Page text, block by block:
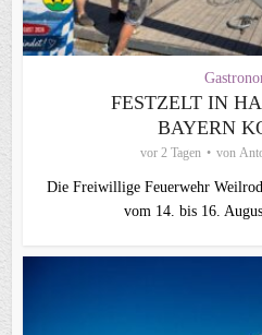
FESTZELT IN
BAYERN
vor 2 Tagen von
Die Freiwillige Feuerwehr
vom 14. bis 16.